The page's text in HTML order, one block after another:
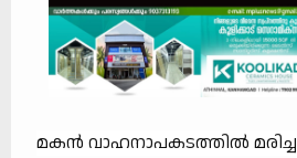
മകന്‍ വാഹനാപകടത്തില്‍ മരിച്ച